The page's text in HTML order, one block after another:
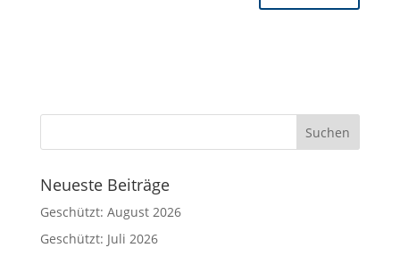
Neueste Beiträge
Geschützt: August 2026
Geschützt: Juli 2026